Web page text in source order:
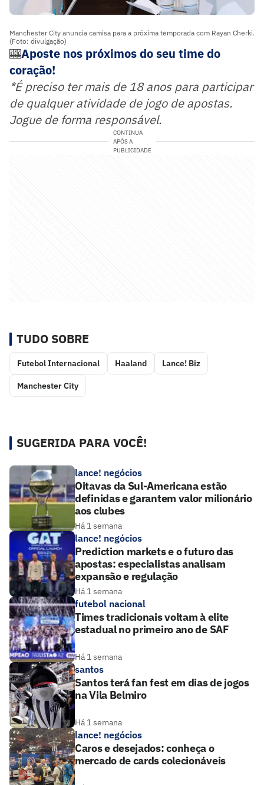
Manchester City anuncia camisa para a próxima temporada com Rayan Cherki.
(Foto: divulgação)
🎰Aposte nos próximos do seu time do
coração!
*É preciso ter mais de 18 anos para participar
de qualquer atividade de jogo de apostas.
Jogue de forma responsável.
CONTINUA
APÓS A
PUBLICIDADE
TUDO SOBRE
Futebol Internacional Haaland Lance! Biz
Manchester City
SUGERIDA PARA VOCÊ!
lance! negócios
Oitavas da Sul-Americana estão
definidas e garantem valor milionário
aos clubes
Há 1 semana
lance! negócios
Prediction markets e o futuro das
apostas: especialistas analisam
expansão e regulação
Há 1 semana
futebol nacional
Times tradicionais voltam à elite
estadual no primeiro ano de SAF
Há 1 semana
santos
Santos terá fan fest em dias de jogos
na Vila Belmiro
Há 1 semana
lance! negócios
Caros e desejados: conheça o
mercado de cards colecionáveis